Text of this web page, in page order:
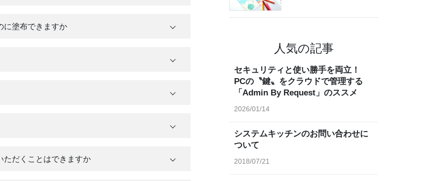
に塗布できますか
ただくことはできますか
人気の記事
セキュリティと使い勝手を両立！
PCの〝鍵〟をクラウドで管理する
「Admin By Request」のススメ
2026/01/14
システムキッチンのお問い合わせに
ついて
2018/07/21